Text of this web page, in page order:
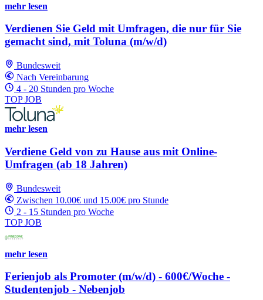
mehr lesen
Verdienen Sie Geld mit Umfragen, die nur für Sie
gemacht sind, mit Toluna (m/w/d)
Bundesweit
Nach Vereinbarung
4 - 20 Stunden pro Woche
TOP JOB
mehr lesen
Verdiene Geld von zu Hause aus mit Online-
Umfragen (ab 18 Jahren)
Bundesweit
Zwischen 10.00€ und 15.00€ pro Stunde
2 - 15 Stunden pro Woche
TOP JOB
mehr lesen
Ferienjob als Promoter (m/w/d) - 600€/Woche -
Studentenjob - Nebenjob